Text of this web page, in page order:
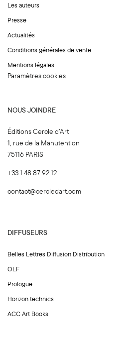
Les auteurs
Presse
Actualités
Conditions générales de vente
Mentions légales
Paramètres cookies
NOUS JOINDRE
Éditions Cercle d’Art
1, rue de la Manutention
75116 PARIS
+33 1 48 87 92 12
contact@cercledart.com
DIFFUSEURS
Belles Lettres Diffusion Distribution
OLF
Prologue
Horizon technics
ACC Art Books